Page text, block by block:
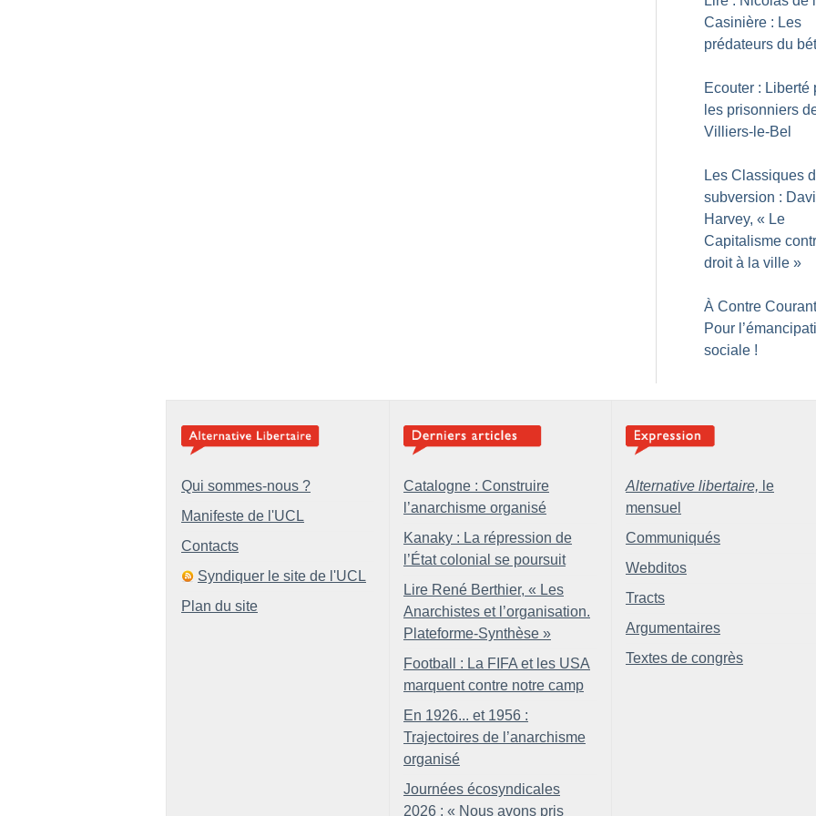
Casinière : Les
prédateurs du
Ecouter : Liberté
les prisonniers
Villiers-le-Bel
Les Classiques
subversion :
Harvey, « Le
Capitalisme
droit à la ville »
À Contre
Pour
sociale !
Qui sommes-nous ?
Manifeste de l'UCL
Contacts
Syndiquer le site de l'UCL
Plan du site
Catalogne : Construire
l’anarchisme organisé
Kanaky : La répression de
l’État colonial se poursuit
Lire René Berthier, « Les
Anarchistes et l’organisation.
Plateforme-Synthèse »
Football : La FIFA et les USA
marquent contre notre camp
En 1926... et 1956 :
Trajectoires de l’anarchisme
organisé
Journées écosyndicales
2026 : « Nous avons pris
Alternative libertaire, le
mensuel
Communiqués
Webditos
Tracts
Argumentaires
Textes de congrès